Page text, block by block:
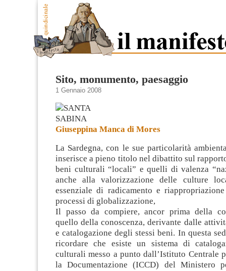
Sito, monumento, paesaggio
1 Gennaio 2008
Giuseppina Manca di Mores
La Sardegna, con le sue particolarità
inserisce a pieno titolo nel dibattito sul
beni culturali “locali” e quelli di valenza
anche alla valorizzazione delle culture
essenziale di radicamento e
processi di globalizzazione,
Il passo da compiere, ancor prima della
quello della conoscenza, derivante dalle
e catalogazione degli stessi beni. In questa
ricordare che esiste un sistema di
culturali messo a punto dall’Istituto Centrale
la Documentazione (ICCD) del Ministero